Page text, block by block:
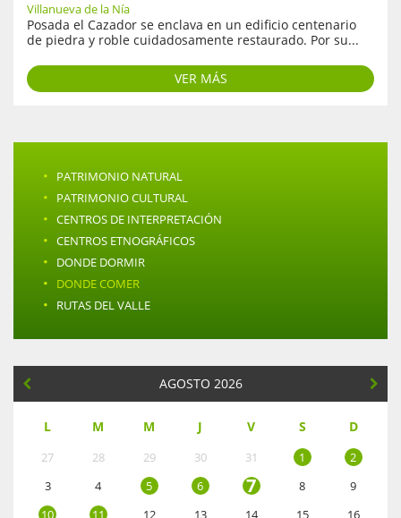
Villanueva de la Nía
Posada el Cazador se enclava en un edificio centenario
de piedra y roble cuidadosamente restaurado. Por su...
VER MÁS
· PATRIMONIO NATURAL
· PATRIMONIO CULTURAL
· CENTROS DE INTERPRETACIÓN
· CENTROS ETNOGRÁFICOS
· DONDE DORMIR
· DONDE COMER
· RUTAS DEL VALLE
AGOSTO 2026
L M M J V S D
27 28 29 30 31 1
2
3
4 5 6 7 8
9